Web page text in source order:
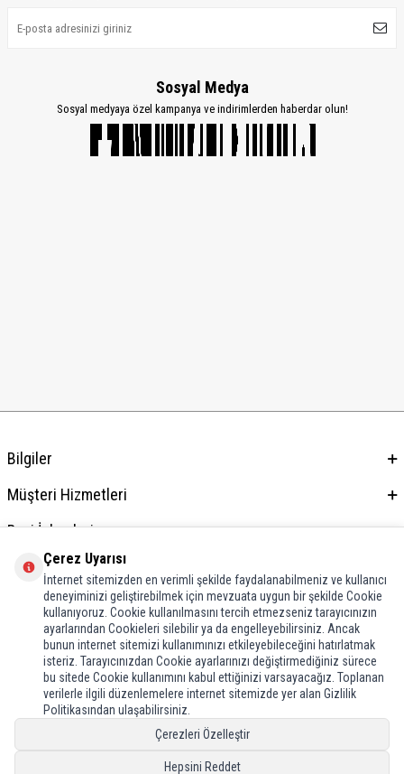
Sosyal Medya
Sosyal medyaya özel kampanya ve indirimlerden haberdar olun!
Bilgiler
Müşteri Hizmetleri
Bayi İşlemleri
Adres & İletişim
Çerez Uyarısı
İnternet sitemizden en verimli şekilde faydalanabilmeniz ve kullanıcı
deneyiminizi geliştirebilmek için mevzuata uygun bir şekilde Cookie
kullanıyoruz. Cookie kullanılmasını tercih etmezseniz tarayıcınızın
ayarlarından Cookieleri silebilir ya da engelleyebilirsiniz. Ancak
bunun internet sitemizi kullanımınızı etkileyebileceğini hatırlatmak
isteriz. Tarayıcınızdan Cookie ayarlarınızı değiştirmediğiniz sürece
bu sitede Cookie kullanımını kabul ettiğinizi varsayacağız. Toplanan
verilerle ilgili düzenlemelere internet sitemizde yer alan Gizlilik
Politikasından ulaşabilirsiniz.
Çerezleri Özelleştir
Hepsini Reddet